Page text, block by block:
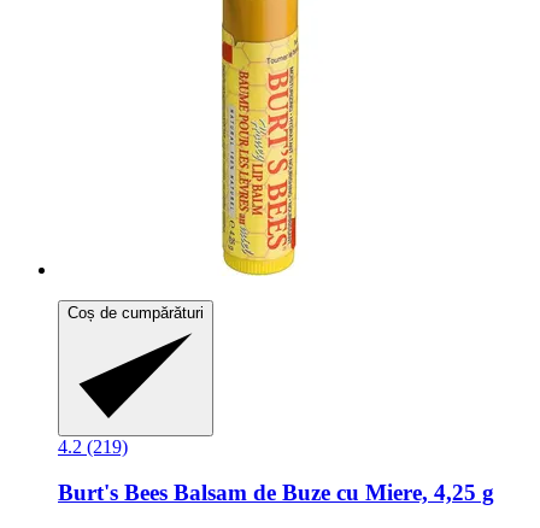
Coș de cumpărături
4.2 (219)
Burt's Bees Balsam de Buze cu Miere, 4,25 g